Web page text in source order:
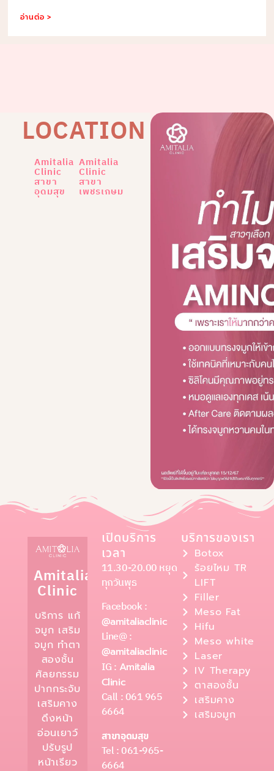
อ่านต่อ >
LOCATION
Amitalia
Clinic
สาขา
อุดมสุข
Amitalia
Clinic
สาขา
เพชรเกษม
Amitalia
Clinic
บริการ แก้
จมูก เสริม
จมูก ทำตา
สองชั้น
ศัลยกรรม
ปากกระจับ
เสริมคาง
ดึงหน้า
อ่อนเยาว์
ปรับรูป
หน้าเรียว
เปิดบริการ
เวลา
11.30-20.00 หยุด
ทุกวันพุธ
Facebook :
@amitaliaclinic
Line@ :
@amitaliaclinic
IG : Amitalia
Clinic
Call : 061 965
6664
สาขาอุดมสุข
Tel : 061-965-
6664
บริการของเรา
Botox
ร้อยไหม TR
LIFT
Filler
Meso Fat
Hifu
Meso white
Laser
IV Therapy
ตาสองชั้น
เสริมคาง
เสริมจมูก